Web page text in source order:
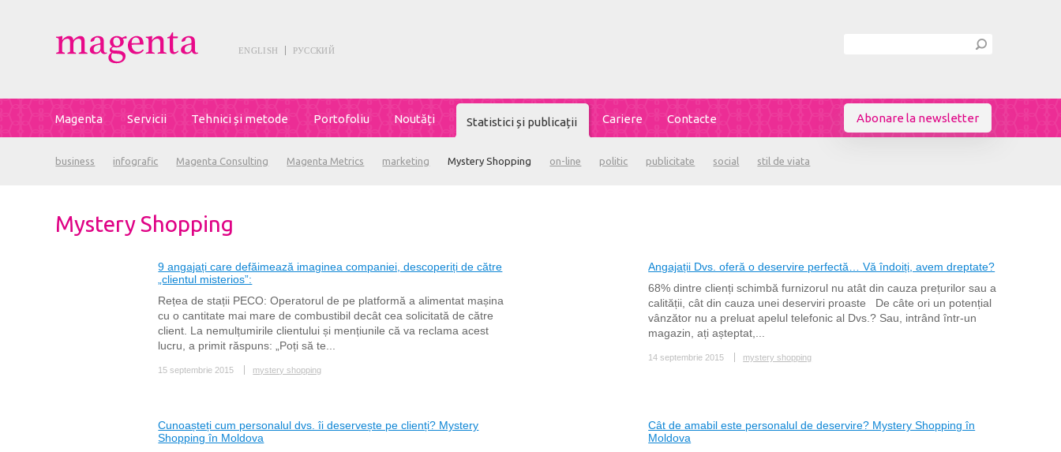
ENGLISH РУССКИЙ
Magenta Servicii Tehnici și metode Portofoliu Noutăți Statistici și publicații Cariere Contacte Abonare la newsletter
business infografic Magenta Consulting Magenta Metrics marketing Mystery Shopping on-line politic publicitate social stil de viata
Mystery Shopping
9 angajați care defăimează imaginea companiei, descoperiți de către
„clientul misterios”:
Rețea de stații PECO: Operatorul de pe platformă a alimentat mașina
cu o cantitate mai mare de combustibil decât cea solicitată de către
client. La nemulțumirile clientului și mențiunile că va reclama acest
lucru, a primit răspuns: „Poți să te...
15 septembrie 2015 mystery shopping
Angajații Dvs. oferă o deservire perfectă… Vă îndoiți, avem dreptate?
68% dintre clienți schimbă furnizorul nu atât din cauza prețurilor sau a
calității, cât din cauza unei deserviri proaste De câte ori un potențial
vânzător nu a preluat apelul telefonic al Dvs.? Sau, intrând într-un
magazin, ați așteptat,...
14 septembrie 2015 mystery shopping
Cunoașteți cum personalul dvs. îi deservește pe clienți? Mystery
Shopping în Moldova
Cât de amabil este personalul de deservire? Mystery Shopping în
Moldova